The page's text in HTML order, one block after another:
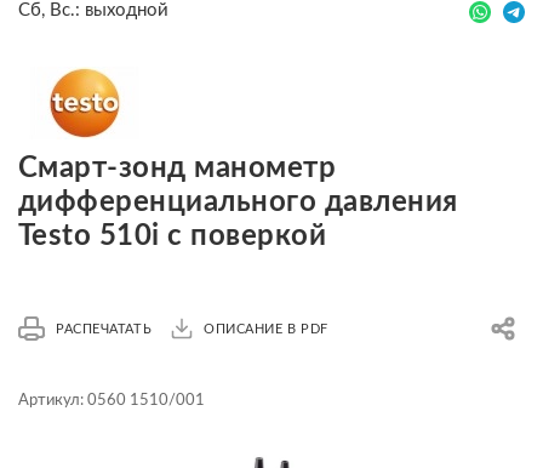
Сб, Вс.: выходной
Смарт-зонд манометр
дифференциального давления
Testo 510i с поверкой
РАСПЕЧАТАТЬ ОПИСАНИЕ В PDF
Артикул: 0560 1510/001